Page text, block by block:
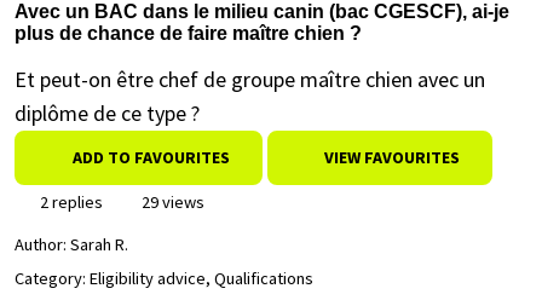
Avec un BAC dans le milieu canin (bac CGESCF), ai-je
plus de chance de faire maître chien ?
Et peut-on être chef de groupe maître chien avec un
diplôme de ce type ?
ADD TO FAVOURITES VIEW FAVOURITES
2 replies
29 views
Author: Sarah R.
Category: Eligibility advice, Qualifications